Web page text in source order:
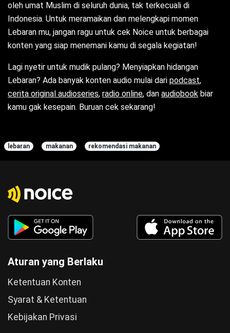
oleh umat Muslim di seluruh dunia, tak terkecuali di
Indonesia. Untuk meramaikan dan melengkapi momen
Lebaran mu, jangan ragu untuk cek Noice untuk berbagai
konten yang siap menemani kamu di segala kegiatan!
Lagi nyetir untuk mudik pulang? Menyiapkan hidangan
Lebaran? Ada banyak konten audio mulai dari podcast,
cerita original audioseries, radio online, dan audiobook biar
kamu gak kesepain. Buruan cek sekarang!
lebaran makanan rekomendasi makanan
Aturan yang Berlaku
Ketentuan Konten
Syarat & Ketentuan
Kebijakan Privasi